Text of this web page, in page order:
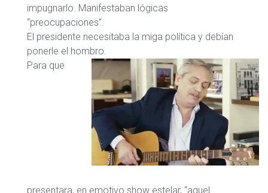
impugnarlo. Manifestaban lógicas
“preocupaciones”.
El presidente necesitaba la miga política y debían
ponerle el hombro.
Para que
presentara, en emotivo show estelar, “aquel